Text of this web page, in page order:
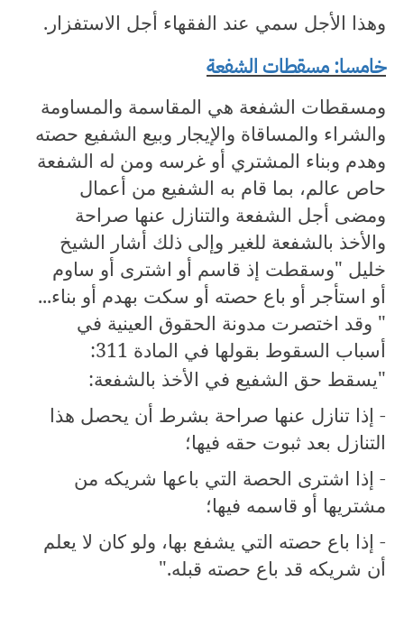
وهذا الأجل سمي عند الفقهاء أجل الاستفزار.
خامسا: مسقطات الشفعة
ومسقطات الشفعة هي المقاسمة والمساومة
والشراء والمساقاة والإيجار وبيع الشفيع حصته
وهدم وبناء المشتري أو غرسه ومن له الشفعة
حاص عالم، بما قام به الشفيع من أعمال
ومضى أجل الشفعة والتنازل عنها صراحة
والأخذ بالشفعة للغير وإلى ذلك أشار الشيخ
خليل "وسقطت إذ قاسم أو اشترى أو ساوم
أو استأجر أو باع حصته أو سكت بهدم أو بناء...
" وقد اختصرت مدونة الحقوق العينية في
أسباب السقوط بقولها في المادة 311
:
"يسقط حق الشفيع في الأخذ بالشفعة:
- إذا تنازل عنها صراحة بشرط أن يحصل هذا
التنازل بعد ثبوت حقه فيها؛
- إذا اشترى الحصة التي باعها شريكه من
مشتريها أو قاسمه فيها؛
- إذا باع حصته التي يشفع بها، ولو كان لا يعلم
أن شريكه قد باع حصته قبله."